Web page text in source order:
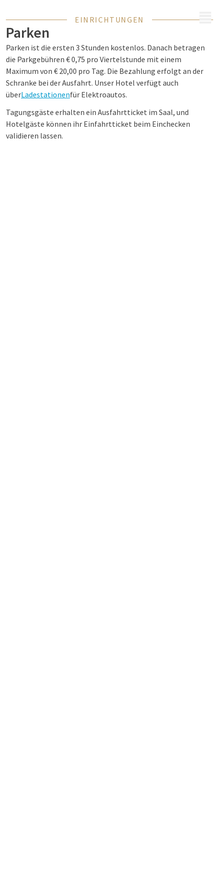
EINRICHTUNGEN
Parken
Parken ist die ersten 3 Stunden kostenlos. Danach betragen
die Parkgebühren € 0,75 pro Viertelstunde mit einem
Maximum von € 20,00 pro Tag. Die Bezahlung erfolgt an der
Schranke bei der Ausfahrt. Unser Hotel verfügt auch
überLadestationenfür Elektroautos.
Tagungsgäste erhalten ein Ausfahrtticket im Saal, und
Hotelgäste können ihr Einfahrtticket beim Einchecken
validieren lassen.